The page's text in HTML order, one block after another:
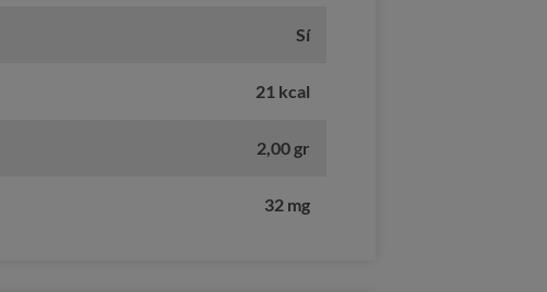
Sí
21 kcal
2,00 gr
32 mg